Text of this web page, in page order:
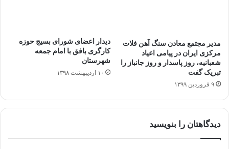
مدیر مجتمع معادن سنگ آهن فلات
مرکزی ایران در پیامی اعیاد
شعبانیه، روز پاسدار و روز جانباز را
تبریک گفت
۹ فروردین ۱۳۹۹
دیدار اعضای شورای بسیج حوزه
کارگری بافق با امام جمعه
شهرستان
۱۰ اردیبهشت ۱۳۹۸
دیدگاهتان را بنویسید